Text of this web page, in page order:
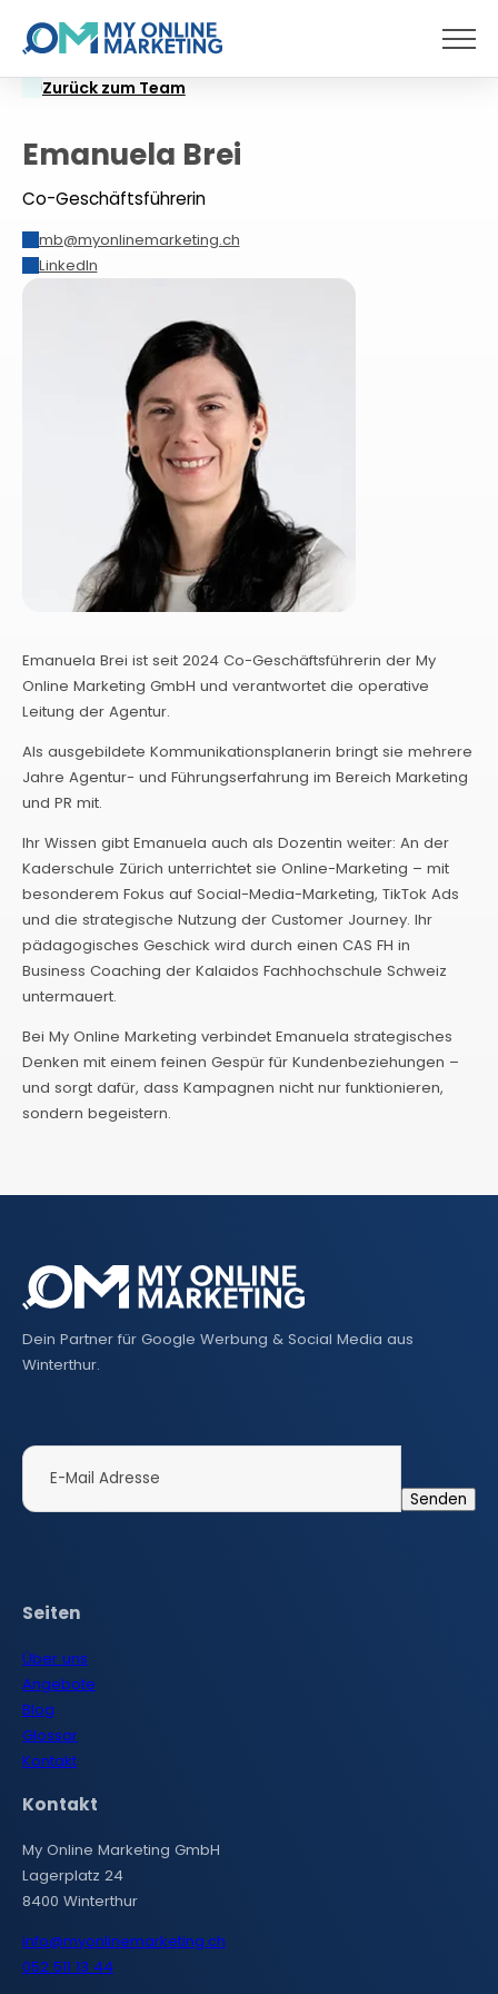
Menü
Zurück zum Team
Emanuela Brei
Co-Geschäftsführerin
E-
Mail
mb@myonlinemarketing.ch
LinkedIn
Emanuela Brei ist seit 2024 Co-Geschäftsführerin der My
Online Marketing GmbH und verantwortet die operative
Leitung der Agentur.
Als ausgebildete Kommunikationsplanerin bringt sie mehrere
Jahre Agentur- und Führungserfahrung im Bereich Marketing
und PR mit.
Ihr Wissen gibt Emanuela auch als Dozentin weiter: An der
Kaderschule Zürich unterrichtet sie Online-Marketing – mit
besonderem Fokus auf Social-Media-Marketing, TikTok Ads
und die strategische Nutzung der Customer Journey. Ihr
pädagogisches Geschick wird durch einen CAS FH in
Business Coaching der Kalaidos Fachhochschule Schweiz
untermauert.
Bei My Online Marketing verbindet Emanuela strategisches
Denken mit einem feinen Gespür für Kundenbeziehungen –
und sorgt dafür, dass Kampagnen nicht nur funktionieren,
sondern begeistern.
Dein Partner für Google Werbung & Social Media aus
Winterthur.
Seiten
Über uns
Angebote
Blog
Glossar
Kontakt
Kontakt
My Online Marketing GmbH
Lagerplatz 24
8400 Winterthur
info@myonlinemarketing.ch
052 511 13 44